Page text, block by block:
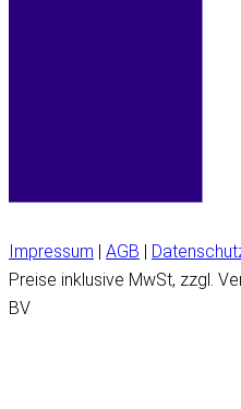
Impressum | AGB |
Preise inklusive MwSt, zzgl.
BV